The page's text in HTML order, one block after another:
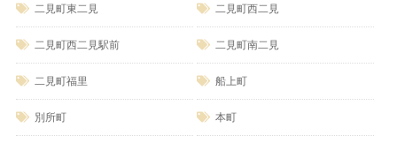
二見町東二見 二見町西二見
二見町西二見駅前 二見町南二見
二見町福里 船上町
別所町 本町